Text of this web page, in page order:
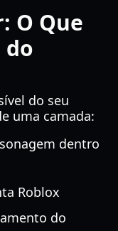
O Que
do
do seu
uma camada:
dentro
Roblox
do